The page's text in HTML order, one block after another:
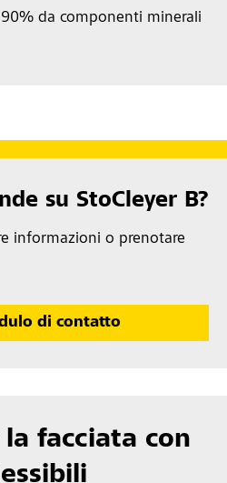
da componenti minerali
su StoCleyer B?
informazioni o prenotare
di contatto
la facciata con